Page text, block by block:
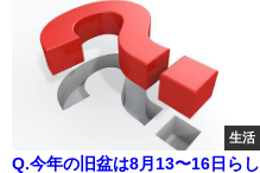
生活
Q.今年の旧盆は8月13〜16日らし